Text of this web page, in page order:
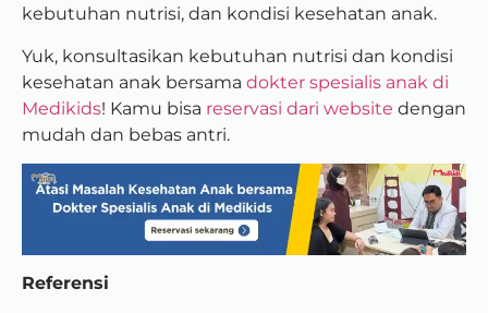
kebutuhan nutrisi, dan kondisi kesehatan anak.
Yuk, konsultasikan kebutuhan nutrisi dan kondisi
kesehatan anak bersama dokter spesialis anak di
Medikids! Kamu bisa reservasi dari website dengan
mudah dan bebas antri.
Referensi